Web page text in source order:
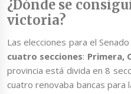
¿Dónde se
victoria?
Las elecciones para el
cuatro secciones: Primera,
provincia está divida en 8
cuatro renovaba bancas para